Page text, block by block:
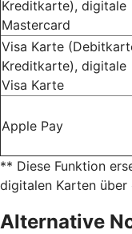
Kreditkarte), digitale
Mastercard
Visa Karte
Kreditkarte), digitale
Visa Karte
Apple Pay
** Diese Funktion
digitalen Karten
Alternative